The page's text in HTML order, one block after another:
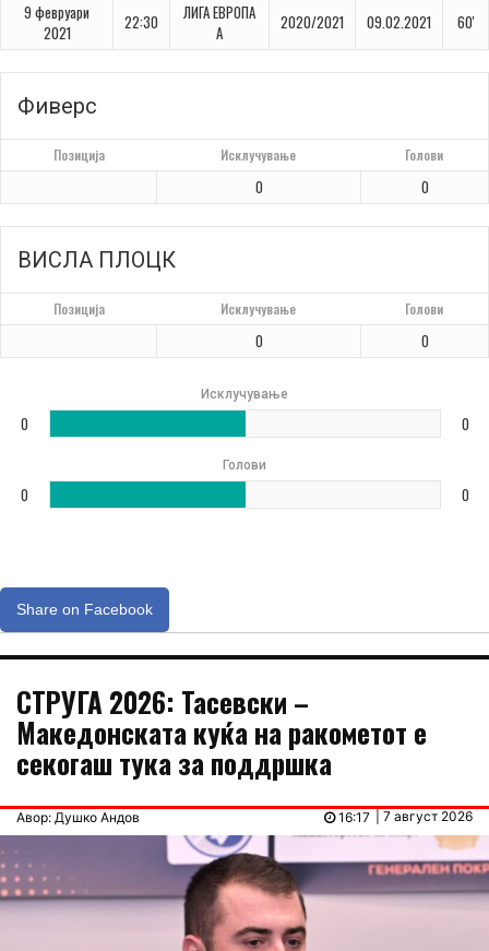
9 февруари
2021
22:30
ЛИГА ЕВРОПА
A
2020/2021 09.02.2021 60'
Фиверс
Позиција Исклучување Голови
0 0
ВИСЛА ПЛОЦК
Позиција Исклучување Голови
0 0
Исклучување
0 0
Голови
0 0
Share on Facebook
СТРУГА 2026: Тасевски –
Македонската куќа на ракометот е
секогаш тука за поддршка
Авор: Душко Андов | 7 август 2026
16:17